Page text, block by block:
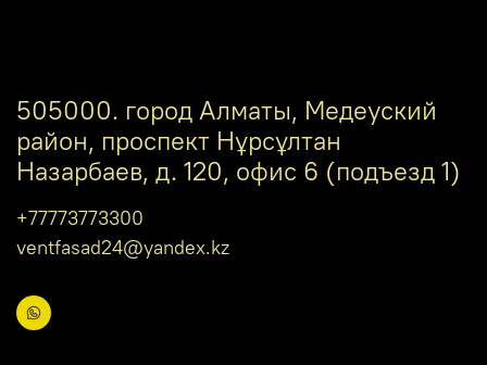
505000. город Алматы, Медеуский
район, проспект Нұрсұлтан
Назарбаев, д. 120, офис 6 (подъезд 1)
+77773773300
ventfasad24@yandex.kz